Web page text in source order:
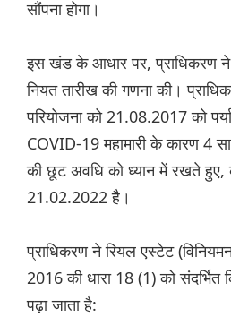
सौंपना होगा।
इस खंड के आधार पर, प्राधिकरण
नियत तारीख की गणना की।
परियोजना को 21.08.2017 को
COVID-19 महामारी के कारण 4
की छूट अवधि को ध्यान में रखते हुए,
21.02.2022 है।
प्राधिकरण ने रियल एस्टेट
2016 की धारा 18 (1) को संदर्भित
पढ़ा जाता है: